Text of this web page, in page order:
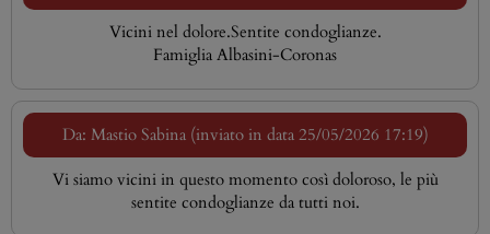
Vicini nel dolore.Sentite condoglianze.
Famiglia Albasini-Coronas
Da: Mastio Sabina (inviato in data 25/05/2026 17:19)
Vi siamo vicini in questo momento così doloroso, le più
sentite condoglianze da tutti noi.